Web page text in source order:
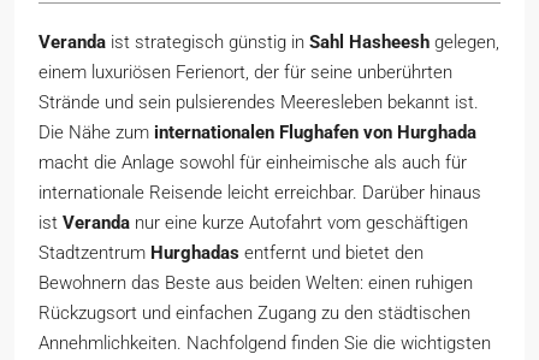
Veranda ist strategisch günstig in Sahl Hasheesh gelegen,
einem luxuriösen Ferienort, der für seine unberührten
Strände und sein pulsierendes Meeresleben bekannt ist.
Die Nähe zum internationalen Flughafen von Hurghada
macht die Anlage sowohl für einheimische als auch für
internationale Reisende leicht erreichbar. Darüber hinaus
ist Veranda nur eine kurze Autofahrt vom geschäftigen
Stadtzentrum Hurghadas entfernt und bietet den
Bewohnern das Beste aus beiden Welten: einen ruhigen
Rückzugsort und einfachen Zugang zu den städtischen
Annehmlichkeiten. Nachfolgend finden Sie die wichtigsten